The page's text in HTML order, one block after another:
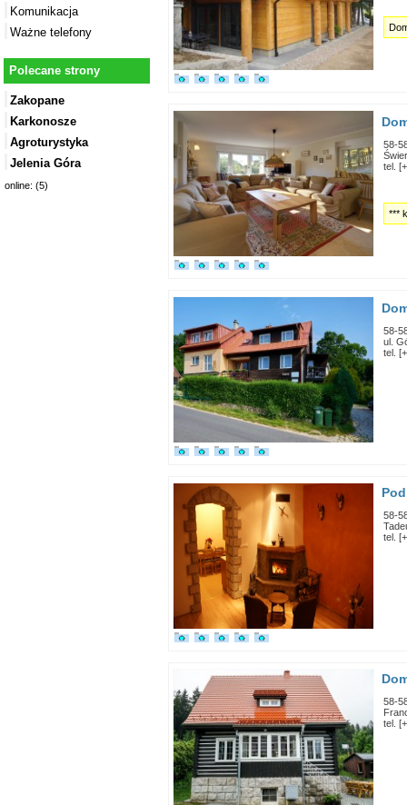
Komunikacja
Ważne telefony
Polecane strony
Zakopane
Karkonosze
Agroturystyka
Jelenia Góra
online: (5)
58-
tel.
***
58-
ul.
tel.
58-
tel.
58-
tel.